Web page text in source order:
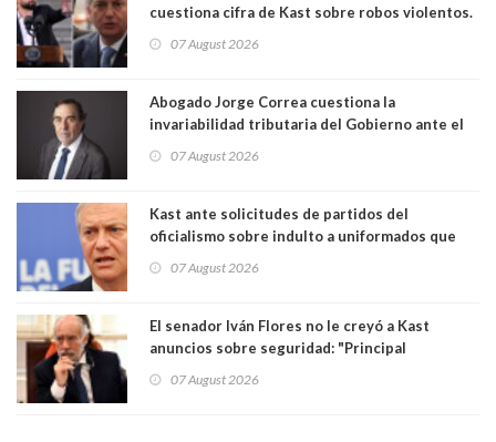
cuestiona cifra de Kast sobre robos violentos.
07 August 2026
Abogado Jorge Correa cuestiona la
invariabilidad tributaria del Gobierno ante el
democracia” y "defendemos la alternancia en el
07 August 2026
Kast ante solicitudes de partidos del
oficialismo sobre indulto a uniformados que
07 August 2026
El senador Iván Flores no le creyó a Kast
anuncios sobre seguridad: "Principal
perseguir ruta del dinero y levantar secreto
07 August 2026